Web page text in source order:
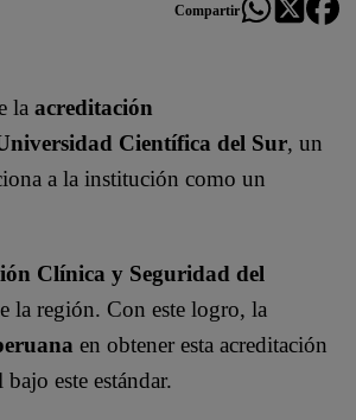
Compartir
la acreditación
Científica del Sur, un
a la institución como un
Clínica y Seguridad del
la región. Con este logro, la
en obtener esta acreditación
este estándar.